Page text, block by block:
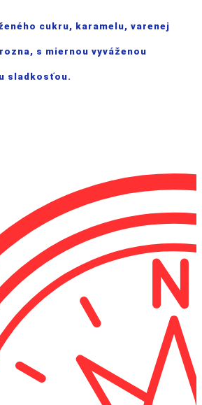
cukru, karamelu, varenej
s miernou vyváženou
sladkosťou.